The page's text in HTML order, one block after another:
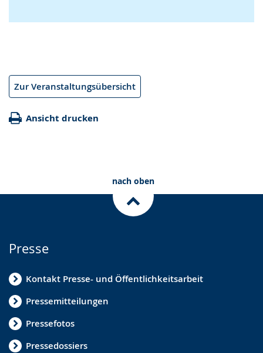
Zur Veranstaltungsübersicht
Ansicht drucken
nach oben
Presse
Kontakt Presse- und Öffentlichkeitsarbeit
Pressemitteilungen
Pressefotos
Pressedossiers